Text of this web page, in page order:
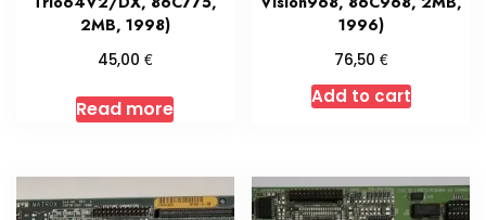
2MB, 1998)
45,00 €
Read more
1996)
76,50 €
Add to cart